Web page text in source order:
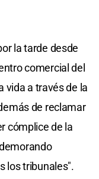
la tarde desde
comercial del
vida a través de la
de reclamar
cómplice de la
los tribunales".